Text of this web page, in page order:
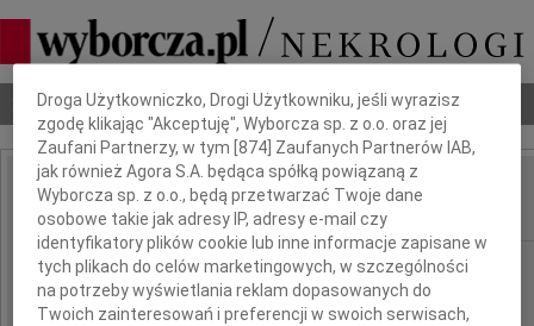
Nekrologi Odeszli Poradnik pogrzebowy
IMIĘ I NAZWISKO: Włodzimierz Cierpka
REGION: Poznań
DATA EMISJI: 03.09.2014
Dbamy o Twoją prywatność
Droga Użytkowniczko, Drogi Użytkowniku, jeśli wyrazisz
zgodę klikając "Akceptuję", Wyborcza sp. z o.o. oraz jej
Zaufani Partnerzy, w tym [874 ] Zaufanych Partnerów IAB,
jak również Agora S.A. będąca spółką powiązaną z
Wyborcza sp. z o.o., będą przetwarzać Twoje dane
osobowe takie jak adresy IP, adresy e-mail czy
identyfikatory plików cookie lub inne informacje zapisane w
tych plikach do celów marketingowych, w szczególności
na potrzeby wyświetlania reklam dopasowanych do
Twoich zainteresowań i preferencji w swoich serwisach,